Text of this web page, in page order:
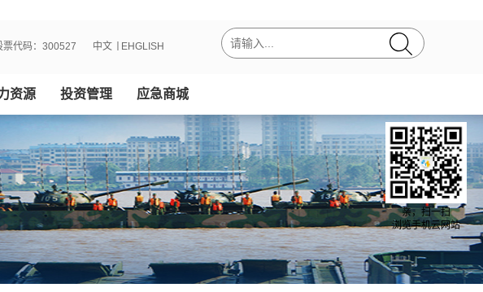
票代码：300527 EHGLISH
中文
资源 投资管理 应急商城
亲，扫一扫
浏览手机云网站